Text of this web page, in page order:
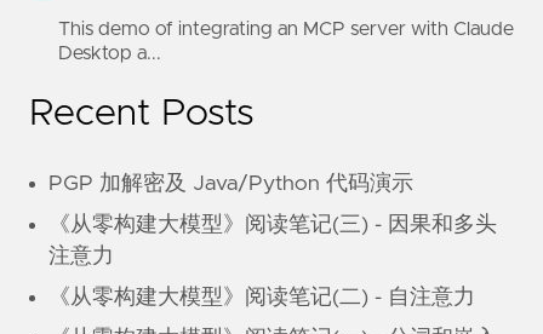
This demo of integrating an MCP server with Claude
Desktop a...
Recent Posts
PGP 加解密及 Java/Python 代码演示
《从零构建大模型》阅读笔记(三) - 因果和多头
注意力
《从零构建大模型》阅读笔记(二) - 自注意力